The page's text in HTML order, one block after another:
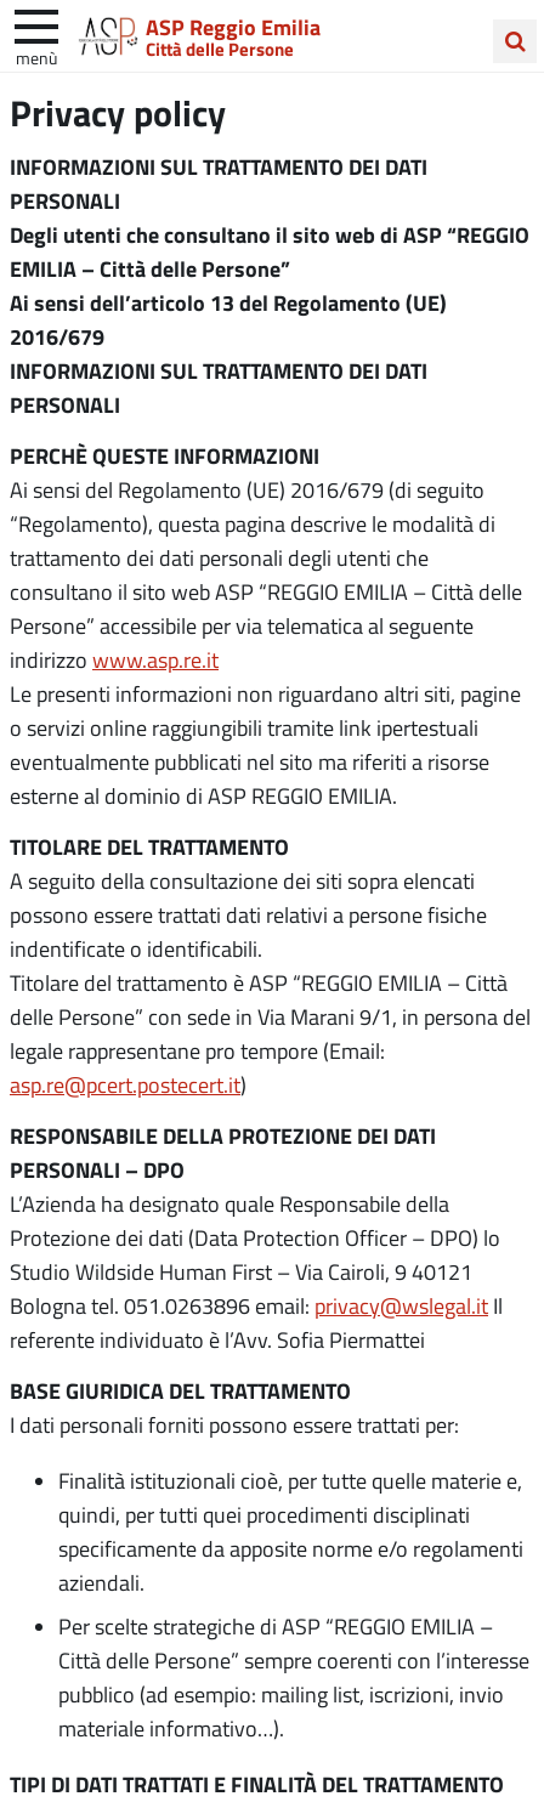
ASP Reggio Emilia
Città delle Persone
menù
nel
sito
Privacy policy
INFORMAZIONI SUL TRATTAMENTO DEI DATI
PERSONALI
Degli utenti che consultano il sito web di ASP “REGGIO
EMILIA – Città delle Persone”
Ai sensi dell’articolo 13 del Regolamento (UE)
2016/679
INFORMAZIONI SUL TRATTAMENTO DEI DATI
PERSONALI
PERCHÈQUESTE INFORMAZIONI
Ai sensi del Regolamento (UE) 2016/679 (di seguito
“Regolamento), questa pagina descrive le modalità di
trattamento dei dati personali degli utenti che
consultano il sito web ASP “REGGIO EMILIA – Città delle
Persone” accessibile per via telematica al seguente
indirizzo www.asp.re.it
Le presenti informazioni non riguardano altri siti, pagine
o servizi online raggiungibili tramite link ipertestuali
eventualmente pubblicati nel sito ma riferiti a risorse
esterne al dominio di ASP REGGIO EMILIA.
TITOLARE DEL TRATTAMENTO
A seguito della consultazione dei siti sopra elencati
possono essere trattati dati relativi a persone fisiche
indentificate o identificabili.
Titolare del trattamento è ASP “REGGIO EMILIA – Città
delle Persone” con sede in Via Marani 9/1, in persona del
legale rappresentane pro tempore (Email:
asp.re@pcert.postecert.it)
RESPONSABILE DELLA PROTEZIONE DEI DATI
PERSONALI – DPO
L’Azienda ha designato quale Responsabile della
Protezione dei dati (Data Protection Officer – DPO) lo
Studio Wildside Human First – Via Cairoli, 9 40121
Bologna tel. 051.0263896 email: privacy@wslegal.it Il
referente individuato è l’Avv. Sofia Piermattei
BASE GIURIDICA DEL TRATTAMENTO
I dati personali forniti possono essere trattati per:
Finalità istituzionali cioè, per tutte quelle materie e,
quindi, per tutti quei procedimenti disciplinati
specificamente da apposite norme e/o regolamenti
aziendali.
Per scelte strategiche di ASP “REGGIO EMILIA –
Città delle Persone” sempre coerenti con l’interesse
pubblico (ad esempio: mailing list, iscrizioni, invio
materiale informativo…).
TIPI DI DATI TRATTATI E FINALITÀ DEL TRATTAMENTO